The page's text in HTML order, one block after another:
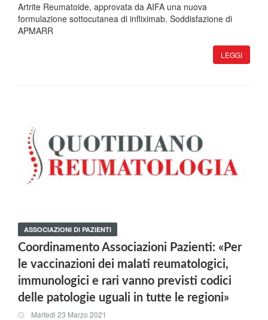
Artrite Reumatoide, approvata da AIFA una nuova
formulazione sottocutanea di infliximab. Soddisfazione di
APMARR
LEGGI
ASSOCIAZIONI DI PAZIENTI
Coordinamento Associazioni Pazienti: «Per
le vaccinazioni dei malati reumatologici,
immunologici e rari vanno previsti codici
delle patologie uguali in tutte le regioni»
Martedi 23 Marzo 2021